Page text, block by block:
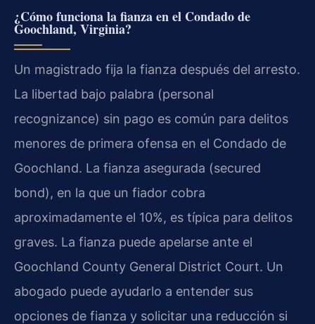
¿Cómo funciona la fianza en el Condado de
Goochland, Virginia?
Un magistrado fija la fianza después del arresto.
La libertad bajo palabra (personal
recognizance) sin pago es común para delitos
menores de primera ofensa en el Condado de
Goochland. La fianza asegurada (secured
bond), en la que un fiador cobra
aproximadamente el 10%, es típica para delitos
graves. La fianza puede apelarse ante el
Goochland County General District Court. Un
abogado puede ayudarlo a entender sus
opciones de fianza y solicitar una reducción si